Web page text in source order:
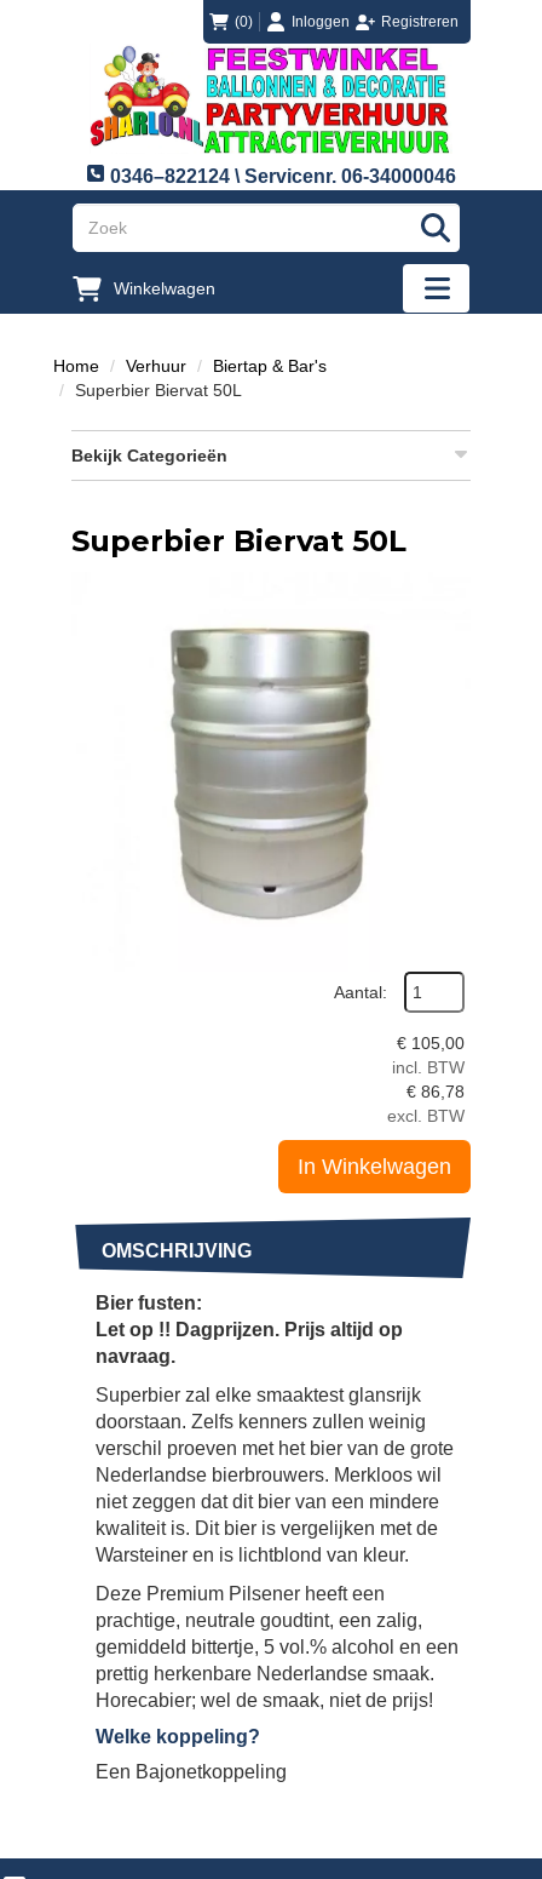
(0) loginInloggen
registreren Registreren
0346–822124 \ Servicenr. 06-34000046
"Zoeken
Winkelwagen
"Toggle
Home Verhuur
Biertap & Bar's
Superbier Biervat 50L
Bekijk Categorieën
Superbier Biervat 50L
Aantal:
€ 105,00
incl. BTW
€ 86,78
excl. BTW
In Winkelwagen
OMSCHRIJVING
Bier fusten:
Let op !! Dagprijzen. Prijs altijd op
navraag.
Superbier zal elke smaaktest glansrijk
doorstaan. Zelfs kenners zullen weinig
verschil proeven met het bier van de grote
Nederlandse bierbrouwers. Merkloos wil
niet zeggen dat dit bier van een mindere
kwaliteit is. Dit bier is vergelijken met de
Warsteiner en is lichtblond van kleur.
Deze Premium Pilsener heeft een
prachtige, neutrale goudtint, een zalig,
gemiddeld bittertje, 5 vol.% alcohol en een
prettig herkenbare Nederlandse smaak.
Horecabier; wel de smaak, niet de prijs!
Welke koppeling?
Een Bajonetkoppeling